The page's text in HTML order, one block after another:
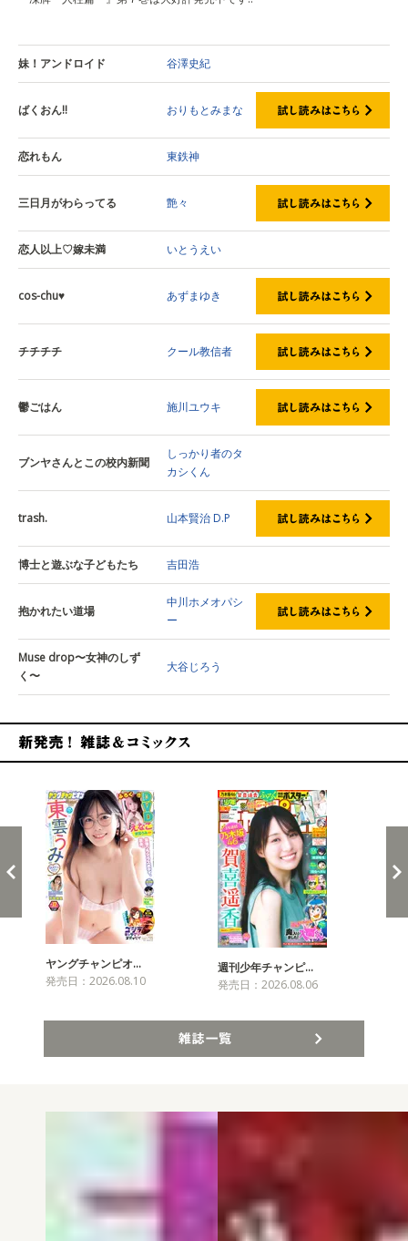
妹！アンドロイド 谷澤史紀
ばくおん!! おりもとみまな
恋れもん 東鉄神
三日月がわらってる 艶々
恋人以上♡嫁未満 いとうえい
cos-chu♥ あずまゆき
チチチチ クール教信者
鬱ごはん 施川ユウキ
ブンヤさんとこの校内新聞
しっかり者のタ
カシくん
trash. 山本賢治 D.P
博士と遊ぶな子どもたち 吉田浩
抱かれたい道場
中川ホメオパシ
ー
Muse drop〜女神のしず
く〜
大谷じろう
ヤングチャンピオ…
発売日：2026.08.10
週刊少年チャンピ…
発売日：2026.08.06